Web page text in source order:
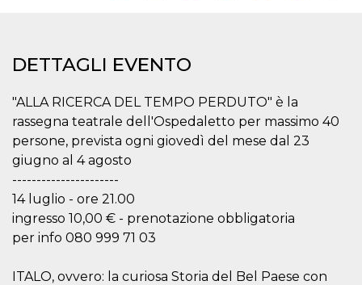
DETTAGLI EVENTO
"ALLA RICERCA DEL TEMPO PERDUTO" è la
rassegna teatrale dell'Ospedaletto per massimo 40
persone, prevista ogni giovedì del mese dal 23
giugno al 4 agosto
----------------------
14 luglio - ore 21.00
ingresso 10,00 € - prenotazione obbligatoria
per info 080 999 71 03
ITALO, ovvero: la curiosa Storia del Bel Paese con